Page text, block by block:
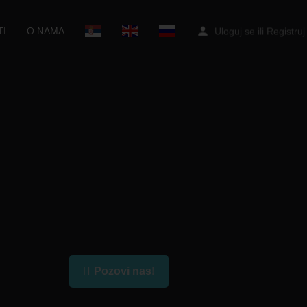
O NAMA Uloguj se ili Registruj
Pozovi nas!